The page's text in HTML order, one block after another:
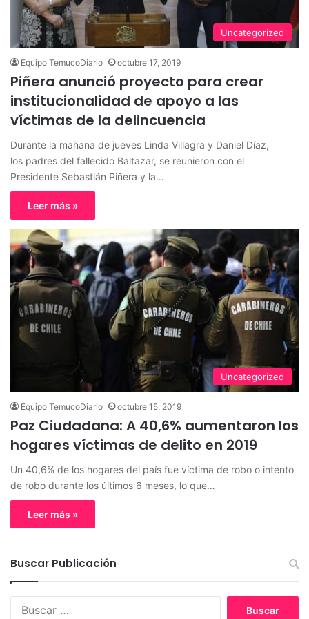
Uncategorized
Equipo TemucoDiario octubre 17, 2019
Piñera anunció proyecto para crear
institucionalidad de apoyo a las
víctimas de la delincuencia
Durante la mañana de jueves Linda Villagra y Daniel Díaz,
los padres del fallecido Baltazar, se reunieron con el
Presidente Sebastián Piñera y la…
Leer más »
Uncategorized
Equipo TemucoDiario octubre 15, 2019
Paz Ciudadana: A 40,6% aumentaron los
hogares víctimas de delito en 2019
Un 40,6% de los hogares del país fue víctima de robo o intento
de robo durante los últimos 6 meses, lo que…
Leer más »
Buscar Publicación